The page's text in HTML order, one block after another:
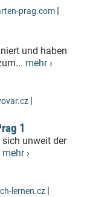
prag.com |
und haben
mehr ›
|
1
sich unweit der
mehr ›
lernen.cz |